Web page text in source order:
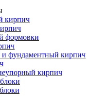
кирпич
формовки
и фундаментный кирпич
кирпич